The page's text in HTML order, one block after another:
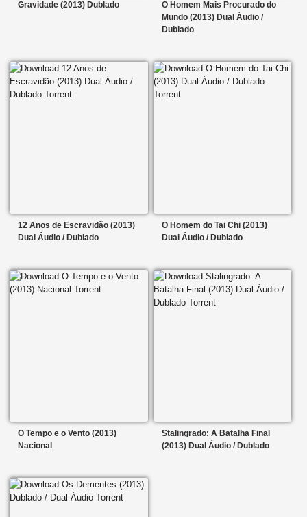
Gravidade (2013) Dublado
O Homem Mais Procurado do
Mundo (2013) Dual Áudio /
Dublado
12 Anos de Escravidão (2013)
Dual Áudio / Dublado
O Homem do Tai Chi (2013)
Dual Áudio / Dublado
O Tempo e o Vento (2013)
Nacional
Stalingrado: A Batalha Final
(2013) Dual Áudio / Dublado